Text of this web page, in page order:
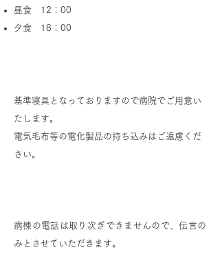
昼食 12：00
夕食 18：00
基準寝具となっておりますので病院でご用意い
たします。
電気毛布等の電化製品の持ち込みはご遠慮くだ
さい。
病棟の電話は取り次ぎできませんので、伝言の
みとさせていただきます。